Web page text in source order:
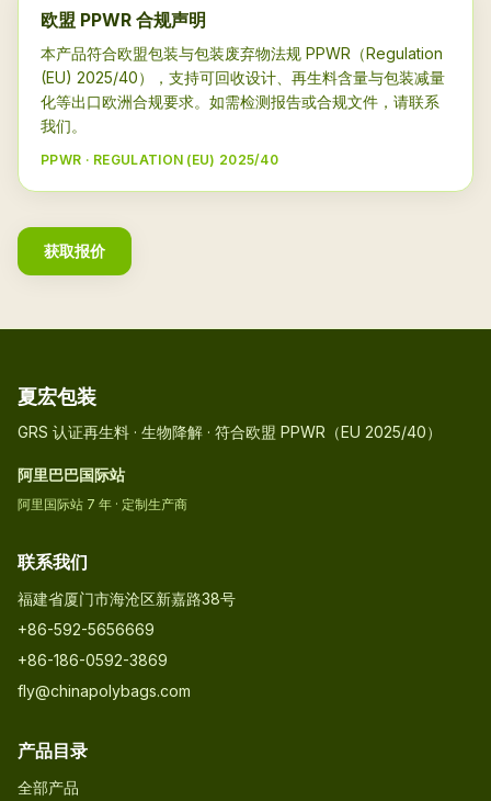
欧盟 PPWR 合规声明
本产品符合欧盟包装与包装废弃物法规 PPWR（Regulation
(EU) 2025/40），支持可回收设计、再生料含量与包装减量
化等出口欧洲合规要求。如需检测报告或合规文件，请联系
我们。
PPWR · REGULATION (EU) 2025/40
获取报价
夏宏包装
GRS 认证再生料 · 生物降解 · 符合欧盟 PPWR（EU 2025/40）
阿里巴巴国际站
阿里国际站 7 年 · 定制生产商
联系我们
福建省厦门市海沧区新嘉路38号
+86-592-5656669
+86-186-0592-3869
fly@chinapolybags.com
产品目录
全部产品